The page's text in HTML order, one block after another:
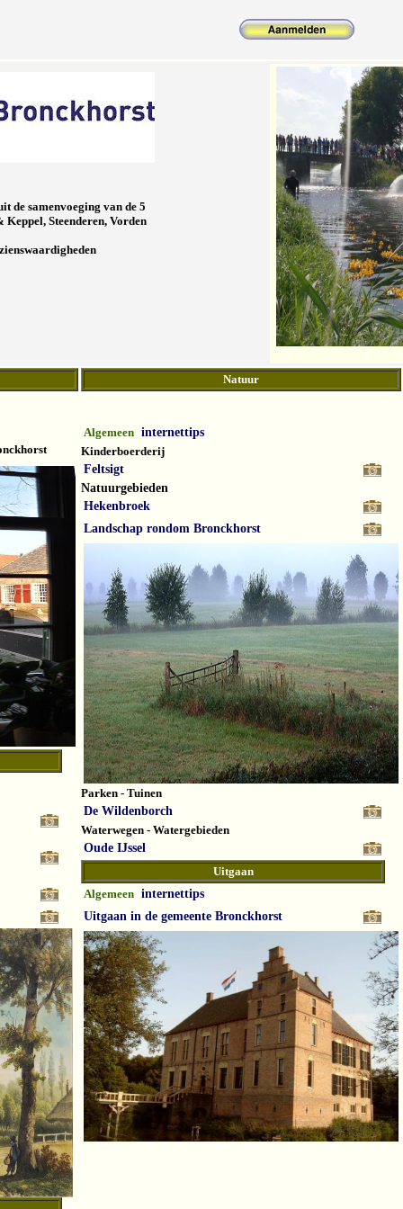
de samenvoeging van de 5
Steenderen, Vorden
Natuur
Algemeen internettips
Kinderboerderij
Feltsigt
Natuurgebieden
Hekenbroek
Landschap rondom Bronckhorst
Parken - Tuinen
De Wildenborch
Waterwegen - Watergebieden
Oude IJssel
Uitgaan
Algemeen internettips
Uitgaan in de gemeente Bronckhorst